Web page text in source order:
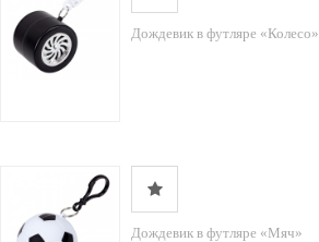
Дождевик в футляре «Колесо»
Дождевик в футляре «Мяч»